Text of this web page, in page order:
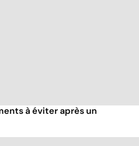
à éviter après un